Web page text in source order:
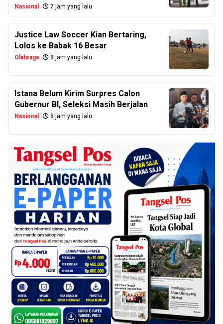
Nasional 7 jam yang lalu
Justice Law Soccer Kian Bertaring,
Lolos ke Babak 16 Besar
Olahraga 8 jam yang lalu
Istana Belum Kirim Surpres Calon
Gubernur BI, Seleksi Masih Berjalan
Nasional 8 jam yang lalu